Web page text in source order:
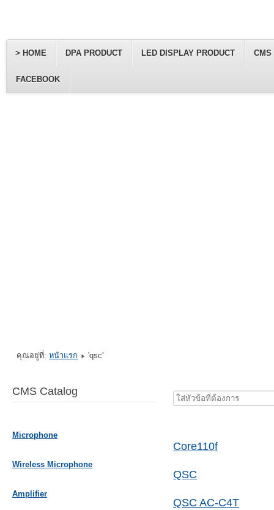
> HOME DPA PRODUCT LED DISPLAY PRODUCT CMS
FACEBOOK
คุณอยู่ที่: หน้าแรก 'qsc'
CMS Catalog
Microphone
Wireless Microphone
Amplifier
ใส่
ต้องการ
Core110f
QSC
QSC AC-C4T